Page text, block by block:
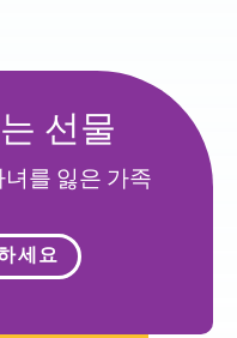
선물
를 잃은 가족
세요